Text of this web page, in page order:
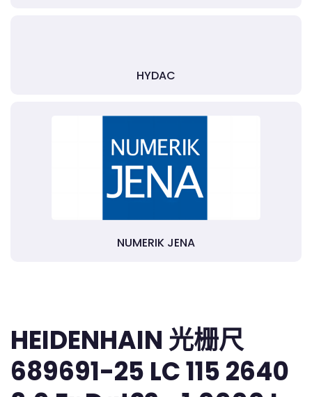
HYDAC
NUMERIK JENA
HEIDENHAIN 光栅尺
689691-25 LC 115 2640